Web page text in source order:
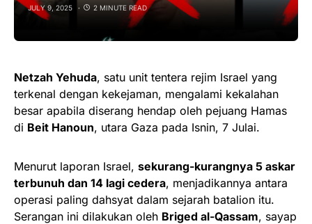
JULY 9, 2025 2 MINUTE READ
Netzah Yehuda, satu unit tentera rejim Israel yang
terkenal dengan kekejaman, mengalami kekalahan
besar apabila diserang hendap oleh pejuang Hamas
di Beit Hanoun, utara Gaza pada Isnin, 7 Julai.
Menurut laporan Israel, sekurang-kurangnya 5 askar
terbunuh dan 14 lagi cedera, menjadikannya antara
operasi paling dahsyat dalam sejarah batalion itu.
Serangan ini dilakukan oleh Briged al-Qassam, sayap